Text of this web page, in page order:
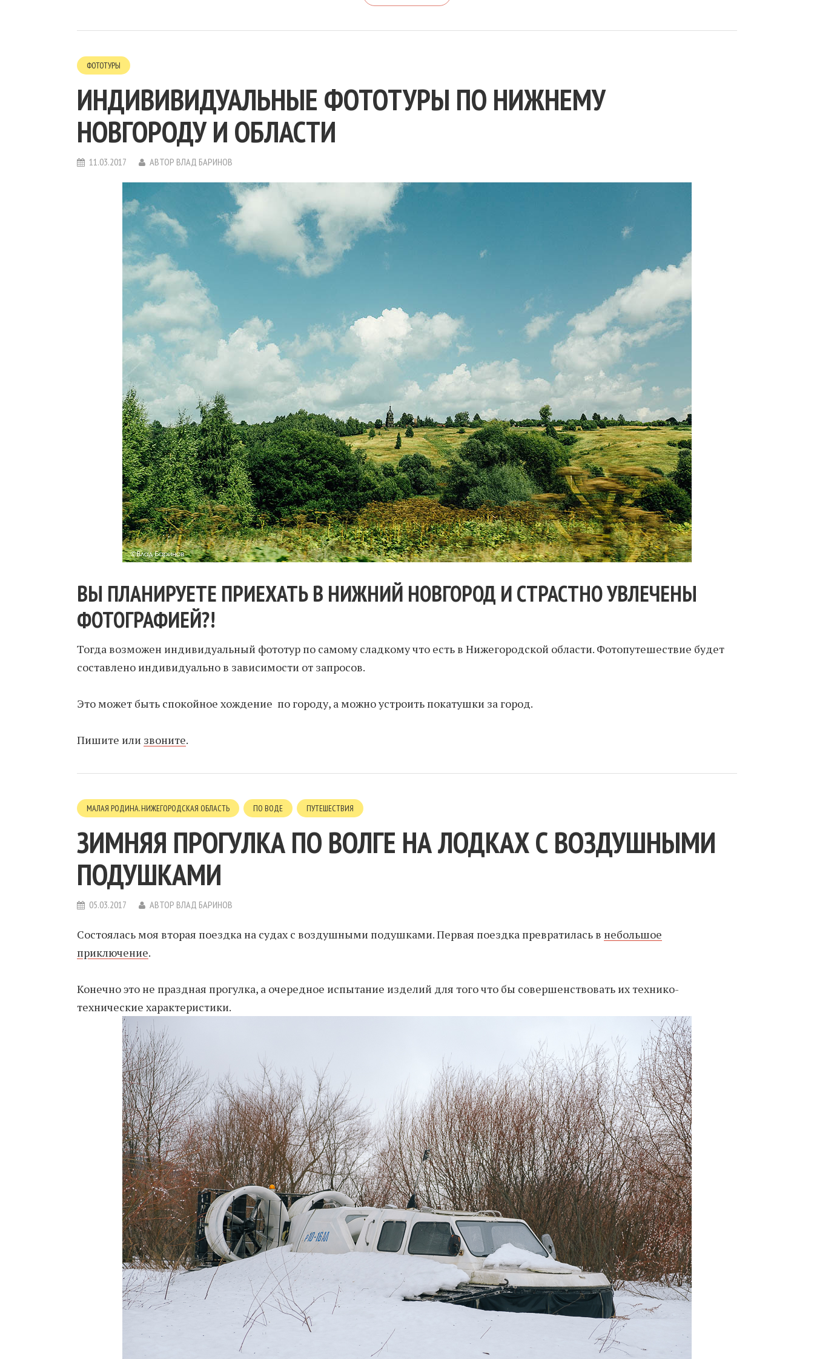
ФОТОТУРЫ
ИНДИВИВИДУАЛЬНЫЕ ФОТОТУРЫ ПО НИЖНЕМУ
НОВГОРОДУ И ОБЛАСТИ
11.03.2017 АВТОР ВЛАД БАРИНОВ
ВЫ ПЛАНИРУЕТЕ ПРИЕХАТЬ В НИЖНИЙ НОВГОРОД И СТРАСТНО УВЛЕЧЕНЫ
ФОТОГРАФИЕЙ?!
Тогда возможен индивидуальный фототур по самому сладкому что есть в Нижегородской области. Фотопутешествие будет
составлено индивидуально в зависимости от запросов.
Это может быть спокойное хождение по городу, а можно устроить покатушки за город.
Пишите или звоните.
МАЛАЯ РОДИНА. НИЖЕГОРОДСКАЯ ОБЛАСТЬ ПО ВОДЕ ПУТЕШЕСТВИЯ
ЗИМНЯЯ ПРОГУЛКА ПО ВОЛГЕ НА ЛОДКАХ С ВОЗДУШНЫМИ
ПОДУШКАМИ
05.03.2017 АВТОР ВЛАД БАРИНОВ
Состоялась моя вторая поездка на судах с воздушными подушками. Первая поездка превратилась в небольшое
приключение.
Конечно это не праздная прогулка, а очередное испытание изделий для того что бы совершенствовать их технико-
технические характеристики.